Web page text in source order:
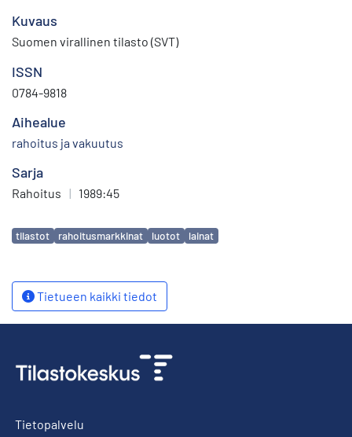
Kuvaus
Suomen virallinen tilasto (SVT)
ISSN
0784-9818
Aihealue
rahoitus ja vakuutus
Sarja
Rahoitus | 1989:45
Avainsanat
tilastot rahoitusmarkkinat luotot lainat
Tietueen kaikki tiedot
Tietopalvelu